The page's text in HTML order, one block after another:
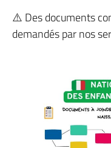
⚠️ Des documents
demandés par nos